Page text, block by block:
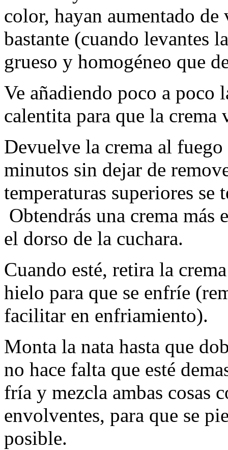
color, hayan aumentado
bastante (cuando levantes
grueso y homogéneo que
Ve añadiendo poco a poco
calentita para que la
Devuelve la crema al
minutos sin dejar de
temperaturas superiores se
Obtendrás una crema más
el dorso de la cuchara.
Cuando esté, retira la
hielo para que se enfríe
facilitar en enfriamiento).
Monta la nata hasta que
no hace falta que esté
fría y mezcla ambas cosas
envolventes, para que se
posible.